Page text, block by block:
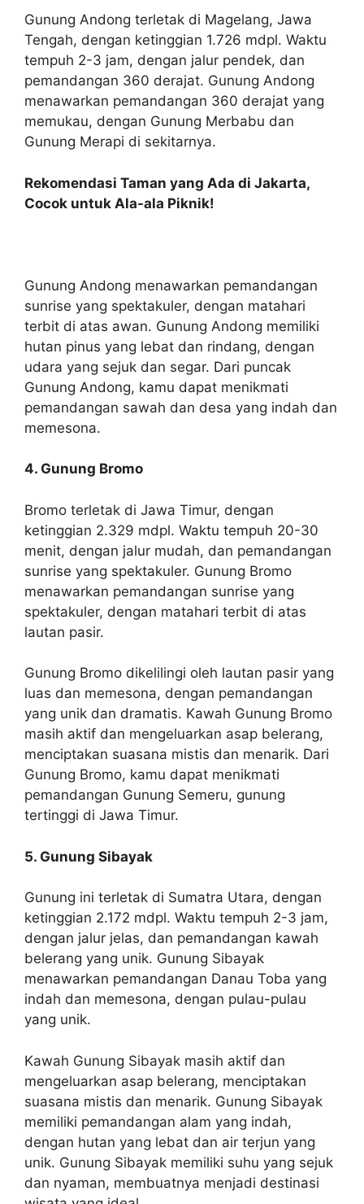
Gunung Andong terletak di Magelang, Jawa
Tengah, dengan ketinggian 1.726 mdpl. Waktu
tempuh 2-3 jam, dengan jalur pendek, dan
pemandangan 360 derajat. Gunung Andong
menawarkan pemandangan 360 derajat yang
memukau, dengan Gunung Merbabu dan
Gunung Merapi di sekitarnya.
Rekomendasi Taman yang Ada di Jakarta,
Cocok untuk Ala-ala Piknik!
Gunung Andong menawarkan pemandangan
sunrise yang spektakuler, dengan matahari
terbit di atas awan. Gunung Andong memiliki
hutan pinus yang lebat dan rindang, dengan
udara yang sejuk dan segar. Dari puncak
Gunung Andong, kamu dapat menikmati
pemandangan sawah dan desa yang indah dan
memesona.
4. Gunung Bromo
Bromo terletak di Jawa Timur, dengan
ketinggian 2.329 mdpl. Waktu tempuh 20-30
menit, dengan jalur mudah, dan pemandangan
sunrise yang spektakuler. Gunung Bromo
menawarkan pemandangan sunrise yang
spektakuler, dengan matahari terbit di atas
lautan pasir.
Gunung Bromo dikelilingi oleh lautan pasir yang
luas dan memesona, dengan pemandangan
yang unik dan dramatis. Kawah Gunung Bromo
masih aktif dan mengeluarkan asap belerang,
menciptakan suasana mistis dan menarik. Dari
Gunung Bromo, kamu dapat menikmati
pemandangan Gunung Semeru, gunung
tertinggi di Jawa Timur.
5. Gunung Sibayak
Gunung ini terletak di Sumatra Utara, dengan
ketinggian 2.172 mdpl. Waktu tempuh 2-3 jam,
dengan jalur jelas, dan pemandangan kawah
belerang yang unik. Gunung Sibayak
menawarkan pemandangan Danau Toba yang
indah dan memesona, dengan pulau-pulau
yang unik.
Kawah Gunung Sibayak masih aktif dan
mengeluarkan asap belerang, menciptakan
suasana mistis dan menarik. Gunung Sibayak
memiliki pemandangan alam yang indah,
dengan hutan yang lebat dan air terjun yang
unik. Gunung Sibayak memiliki suhu yang sejuk
dan nyaman, membuatnya menjadi destinasi